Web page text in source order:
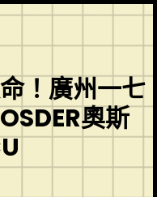
！廣州一七
奧斯